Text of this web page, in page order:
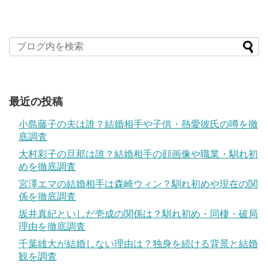
最近の投稿
小島藤子の夫は誰？結婚相手や子供・熱愛彼氏の噂を徹
底調査
大村彩子の旦那は誰？結婚相手の顔画像や職業・馴れ初
めを徹底調査
宮澤エマの結婚相手は森崎ウィン？馴れ初めや現在の関
係を徹底調査
坂井真紀といしだ壱成の関係は？馴れ初め・同棲・破局
理由を徹底調査
千葉雄大が結婚しない理由は？独身を続ける背景と結婚
観を調査